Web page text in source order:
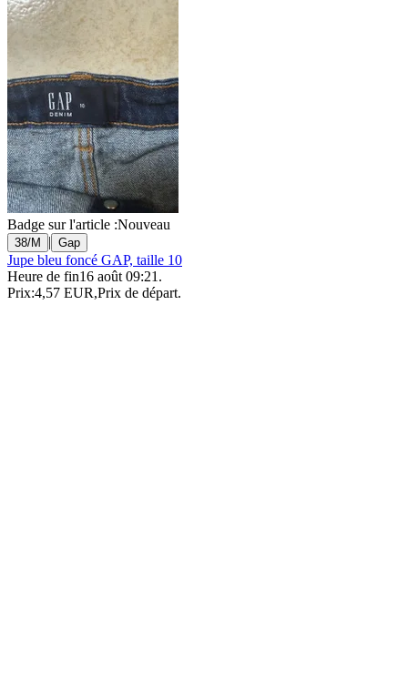
Badge sur l'article :Nouveau
38/M | Gap
Jupe bleu foncé GAP, taille 10
Heure de fin16 août 09:21 .
Prix:4,57 EUR,Prix de départ.